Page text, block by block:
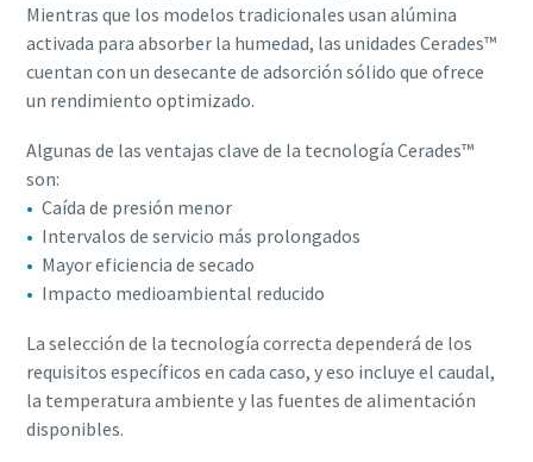
Mientras que los modelos tradicionales usan alúmina
activada para absorber la humedad, las unidades Cerades™
cuentan con un desecante de adsorción sólido que ofrece
un rendimiento optimizado.
Algunas de las ventajas clave de la tecnología Cerades™
son:
Caída de presión menor
Intervalos de servicio más prolongados
Mayor eficiencia de secado
Impacto medioambiental reducido
La selección de la tecnología correcta dependerá de los
requisitos específicos en cada caso, y eso incluye el caudal,
la temperatura ambiente y las fuentes de alimentación
disponibles.